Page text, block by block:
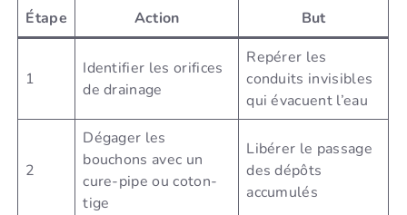
Étape Action But
1
Identifier les orifices
de drainage
Repérer les
conduits invisibles
qui évacuent l’eau
2
Dégager les
bouchons avec un
cure-pipe ou coton-
tige
Libérer le passage
des dépôts
accumulés